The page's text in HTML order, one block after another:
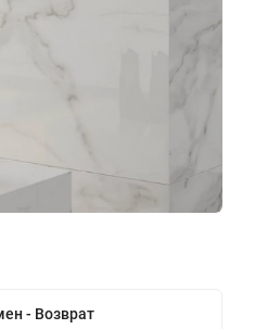
- Возврат